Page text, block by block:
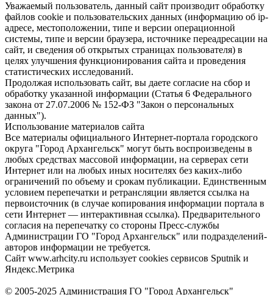
Уважаемый пользователь, данный сайт производит обработку
файлов cookie и пользовательских данных (информацию об ip-
адресе, местоположении, типе и версии операционной
системы, типе и версии браузера, источнике переадресации на
сайт, и сведения об открытых страницах пользователя) в
целях улучшения функционирования сайта и проведения
статистических исследований.
Продолжая использовать сайт, вы даете согласие на сбор и
обработку указанной информации (Статья 6 Федерального
закона от 27.07.2006 № 152-ФЗ "Закон о персональных
данных").
Использование материалов сайта
Все материалы официального Интернет-портала городского
округа "Город Архангельск" могут быть воспроизведены в
любых средствах массовой информации, на серверах сети
Интернет или на любых иных носителях без каких-либо
ограничений по объему и срокам публикации. Единственным
условием перепечатки и ретрансляции является ссылка на
первоисточник (в случае копирования информации портала в
сети Интернет — интерактивная ссылка). Предварительного
согласия на перепечатку со стороны Пресс-службы
Администрации ГО "Город Архангельск" или подразделений-
авторов информации не требуется.
Сайт www.arhcity.ru использует cookies сервисов Sputnik и
Яндекс.Метрика
© 2005-2025 Администрация ГО "Город Архангельск"